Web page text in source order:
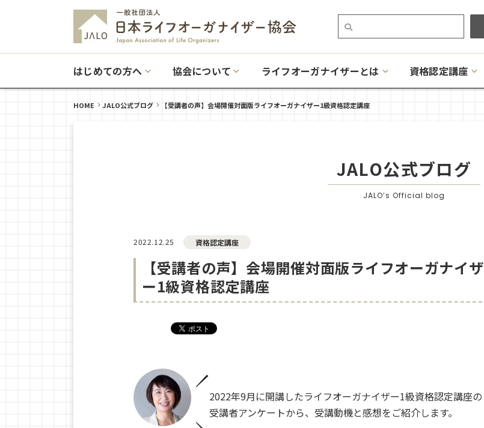
はじめての方へ 協会について ライフオーガナイザーとは 資格認定講座
HOME JALO公式ブログ 【受講者の声】会場開催対面版ライフオーガナイザー1級資格認定講座
JALO公式ブログ
JALO’s Official blog
2022.12.25 資格認定講座
【受講者の声】会場開催対面版ライフオーガナイザ
ー1級資格認定講座
2022年9月に開講したライフオーガナイザー1級資格認定講座の
受講者アンケートから、受講動機と感想をご紹介します。